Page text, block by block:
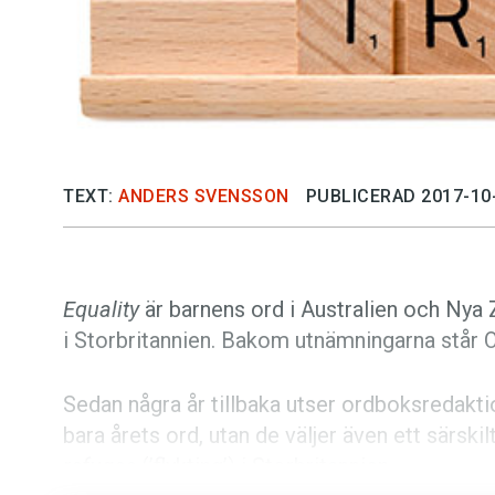
Kviss
Podden
Föreslå
Läs
TEXT: ANDERS SVENSSON PUBLICERAD 2017-
Equalityär barnens ord i Australien och Nya
i Storbritannien. Bakom utnämningarna står
Sedan några år tillbaka utser
bara årets ord, utan de väljer även ett